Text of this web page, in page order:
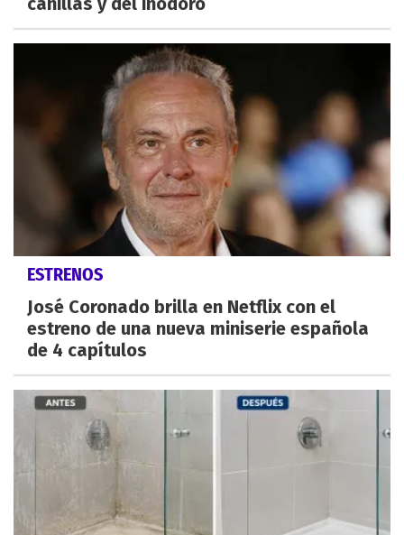
ESTRENOS
José Coronado brilla en Netflix con el
estreno de una nueva miniserie española
de 4 capítulos